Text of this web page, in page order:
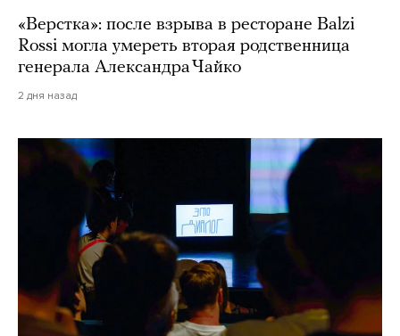
«Верстка»: после взрыва в ресторане Balzi
Rossi могла умереть вторая родственница
генерала Александра Чайко
2 дня назад